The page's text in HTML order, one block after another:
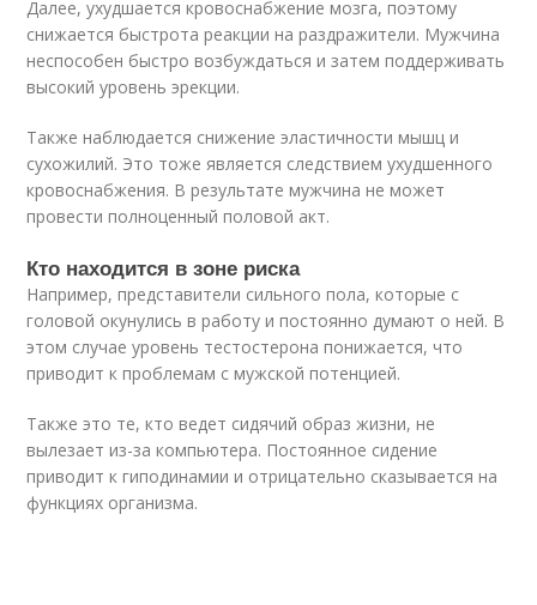
Далее, ухудшается кровоснабжение мозга, поэтому
снижается быстрота реакции на раздражители. Мужчина
неспособен быстро возбуждаться и затем поддерживать
высокий уровень эрекции.
Также наблюдается снижение эластичности мышц и
сухожилий. Это тоже является следствием ухудшенного
кровоснабжения. В результате мужчина не может
провести полноценный половой акт.
Кто находится в зоне риска
Например, представители сильного пола, которые с
головой окунулись в работу и постоянно думают о ней. В
этом случае уровень тестостерона понижается, что
приводит к проблемам с мужской потенцией.
Также это те, кто ведет сидячий образ жизни, не
вылезает из-за компьютера. Постоянное сидение
приводит к гиподинамии и отрицательно сказывается на
функциях организма.